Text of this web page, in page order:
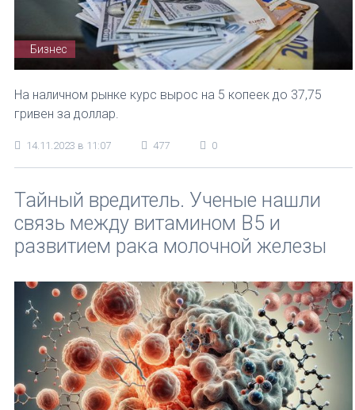
Бизнес
На наличном рынке курс вырос на 5 копеек до 37,75
гривен за доллар.
14.11.2023 в 11:07 477 0
Тайный вредитель. Ученые нашли
связь между витамином В5 и
развитием рака молочной железы